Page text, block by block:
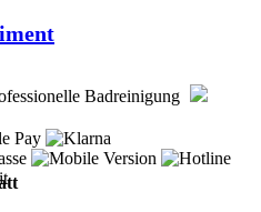
Badreinigung